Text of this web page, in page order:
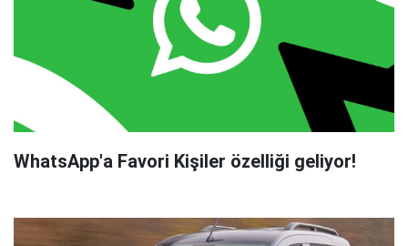
WhatsApp'a Favori Kişiler özelliği geliyor!